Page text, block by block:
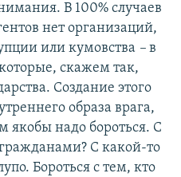
В 100% случаев
нет организаций,
или кумовства – в
скажем так,
Создание этого
образа врага,
якобы надо бороться. С
С какой-то
Бороться с тем, кто